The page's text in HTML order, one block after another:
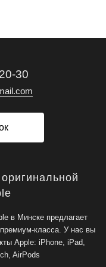
30
в Минске предлагает
класса. У нас вы
Apple: iPhone, iPad,
AirPods